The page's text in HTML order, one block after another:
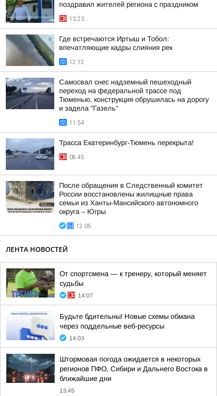
поздравил жителей региона с праздником
13:23
Где встречаются Иртыш и Тобол:
впечатляющие кадры слияния рек
12:12
Самосвал снес надземный пешеходный
переход на федеральной трассе под
Тюменью, конструкция обрушилась на дорогу
и задела "Газель"
11:54
Трасса Екатеринбург-Тюмень перекрыта!
08:45
После обращения в Следственный комитет
России восстановлены жилищные права
семьи из Ханты-Мансийского автономного
округа – Югры
12:05
ЛЕНТА НОВОСТЕЙ
От спортсмена — к тренеру, который меняет
судьбы
14:07
Будьте бдительны! Новые схемы обмана
через поддельные веб-ресурсы
14:03
Штормовая погода ожидается в некоторых
регионов ПФО, Сибири и Дальнего Востока в
ближайшие дни
13:45